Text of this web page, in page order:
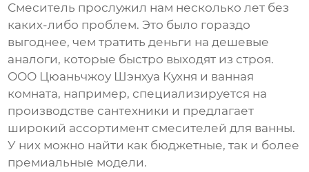
Смеситель прослужил нам несколько лет без
каких-либо проблем. Это было гораздо
выгоднее, чем тратить деньги на дешевые
аналоги, которые быстро выходят из строя.
ООО Цюаньчжоу Шэнхуа Кухня и ванная
комната, например, специализируется на
производстве сантехники и предлагает
широкий ассортимент смесителей для ванны.
У них можно найти как бюджетные, так и более
премиальные модели.